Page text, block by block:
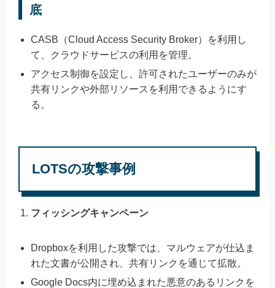
底
CASB（Cloud Access Security Broker）を利用し
て、クラウドサービスの利用を管理。
アクセス制御を設定し、許可されたユーザーのみが
共有リンクや外部リソースを利用できるようにす
る。
LOTSの攻撃事例
フィッシングキャンペーン
Dropboxを利用した攻撃では、マルウェアが仕込ま
れた文書が公開され、共有リンクを通じて拡散。
Google Docs内に埋め込まれた悪意のあるリンクを